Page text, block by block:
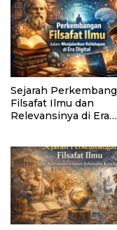
Sejarah
Filsafat Ilmu dan
Relevansinya di Era